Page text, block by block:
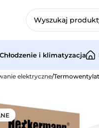
Chłodzenie i klimatyzacja
elektryczne